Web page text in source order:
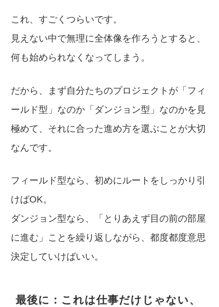
これ、すごくつらいです。
見えない中で無理に全体像を作ろうとすると、
何も始められなくなってしまう。
だから、まず自分たちのプロジェクトが「フィ
ールド型」なのか「ダンジョン型」なのかを見
極めて、それに合った進め方を選ぶことが大切
なんです。
フィールド型なら、初めにルートをしっかり引
けばOK。
ダンジョン型なら、「とりあえず目の前の部屋
に進む」ことを繰り返しながら、都度都度意思
決定していけばいい。
最後に：これは仕事だけじゃない、